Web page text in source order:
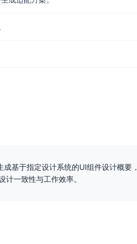
准。
烈。
或进度指示器，确保用户知晓当前状
。
基于指定设计系统的UI组件设计概要，
一致性与工作效率。